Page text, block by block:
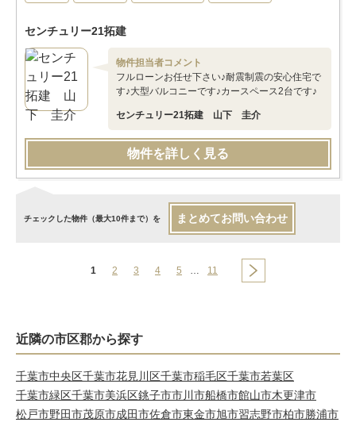
センチュリー21拓建
物件担当者コメント
フルローンお任せ下さい♪耐震制震の安心住宅で
す♪大型バルコニーです♪カースペース2台です♪
センチュリー21拓建 山下 圭介
物件を詳しく見る
チェックした物件（最大10件まで）を まとめてお問い合わせ
1 2 3 4 5 … 11
近隣の市区郡から探す
千葉市中央区千葉市花見川区千葉市稲毛区千葉市若葉区
千葉市緑区千葉市美浜区銚子市市川市船橋市館山市木更津市
松戸市野田市茂原市成田市佐倉市東金市旭市習志野市柏市勝浦市